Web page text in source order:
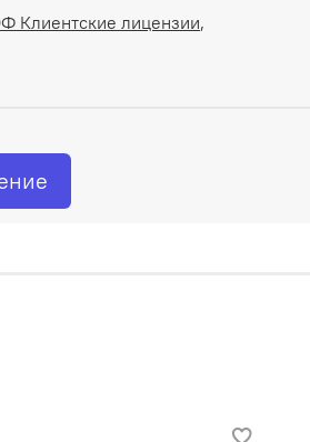
Клиентские лицензии,